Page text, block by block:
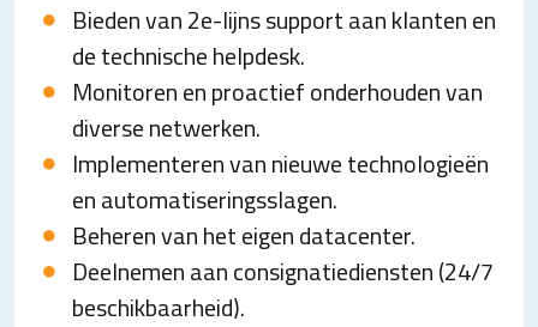
Bieden van 2e-lijns support aan klanten en
de technische helpdesk.
Monitoren en proactief onderhouden van
diverse netwerken.
Implementeren van nieuwe technologieën
en automatiseringsslagen.
Beheren van het eigen datacenter.
Deelnemen aan consignatiediensten (24/7
beschikbaarheid).